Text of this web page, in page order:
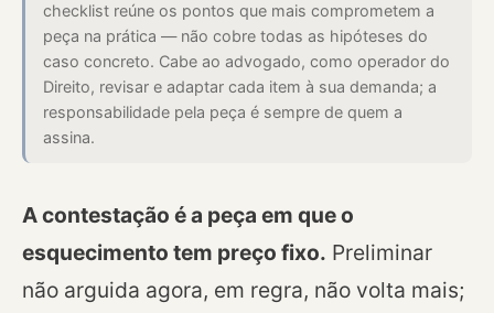
checklist reúne os pontos que mais comprometem a
peça na prática — não cobre todas as hipóteses do
caso concreto. Cabe ao advogado, como operador do
Direito, revisar e adaptar cada item à sua demanda; a
responsabilidade pela peça é sempre de quem a
assina.
A contestação é a peça em que o
esquecimento tem preço fixo. Preliminar
não arguida agora, em regra, não volta mais;